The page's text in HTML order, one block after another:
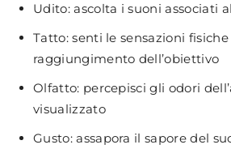
Udito: ascolta i suoni associati
Tatto: senti le sensazioni
raggiungimento dell’obiettivo
Olfatto: percepisci gli odori
visualizzato
Gusto: assapora il sapore del